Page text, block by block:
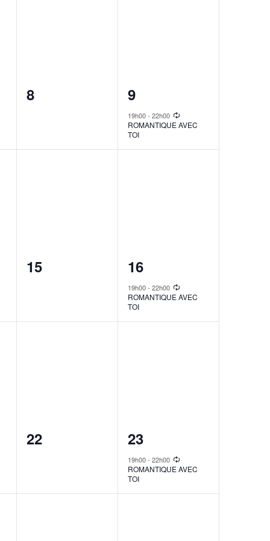
0
8
1
event,
9
19h00-22h00
ROMANTIQUE AVEC
TOI
0
15
1
event,
16
19h00-22h00
ROMANTIQUE AVEC
TOI
0
22
1
event,
23
19h00-22h00
ROMANTIQUE AVEC
TOI